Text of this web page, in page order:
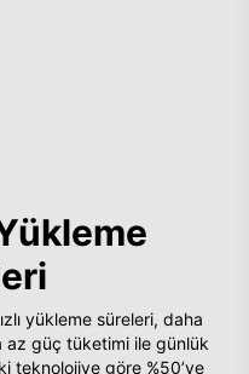
yükleme süreleri, daha
az güç tüketimi ile günlük
teknolojiye göre %50’ye